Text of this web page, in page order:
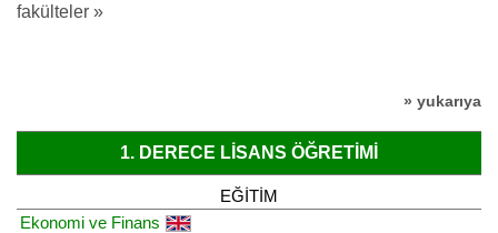
fakülteler »
» yukarıya
1. DERECE LISANS ÖĞRETIMI
EĞITIM
Ekonomi ve Finans